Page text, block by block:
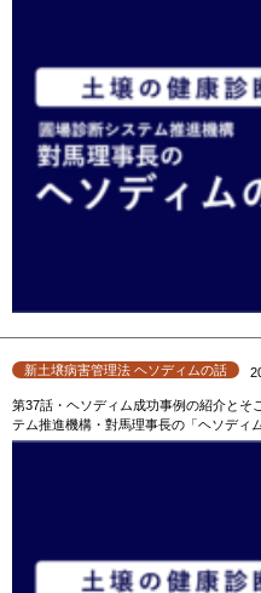
新土壌病害管理法 ヘソディムの話
第37話・ヘソディム成功事例の紹介と
テム推進機構・對馬理事長の「ヘソディ